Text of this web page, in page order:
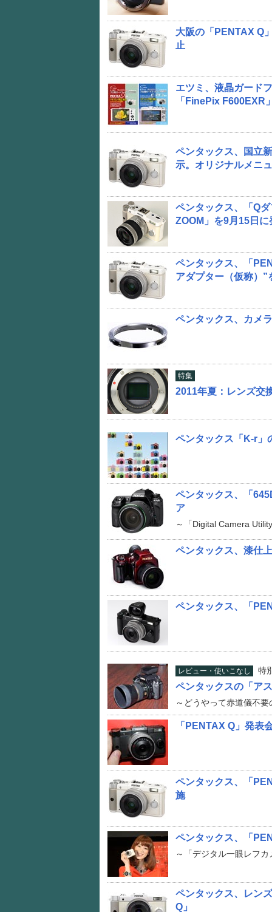
大阪の「PENTAX Q
止
エツミ、液晶ガード
「FinePix F600EXR
ペンタックス、国立
示。オリジナルメニ
ペンタックス、「Q
ZOOM」を9月15日に
ペンタックス、「
アダプター（仮称）”
ペンタックス、カメ
特集
2011年夏：レンズ交
ペンタックス「K-r」
ペンタックス、「
ア
～「Digital Camera
ペンタックス、漆仕
ペンタックス、「
レビュー・使いこなし 特
ペンタックスの「ア
～どうやって赤道儀不
「PENTAX Q」発表
ペンタックス、「
施
ペンタックス、「
～「デジタル一眼レフ
ペンタックス、レン
Q」